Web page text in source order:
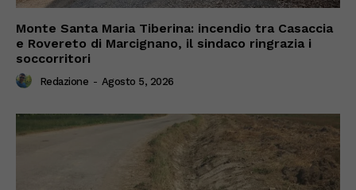
Monte Santa Maria Tiberina: incendio tra Casaccia
e Rovereto di Marcignano, il sindaco ringrazia i
soccorritori
Redazione - Agosto 5, 2026